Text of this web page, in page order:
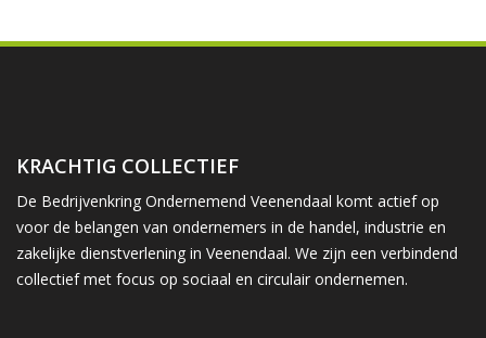
KRACHTIG COLLECTIEF
De Bedrijvenkring Ondernemend Veenendaal komt actief op
voor de belangen van ondernemers in de handel, industrie en
zakelijke dienstverlening in Veenendaal. We zijn een verbindend
collectief met focus op sociaal en circulair ondernemen.